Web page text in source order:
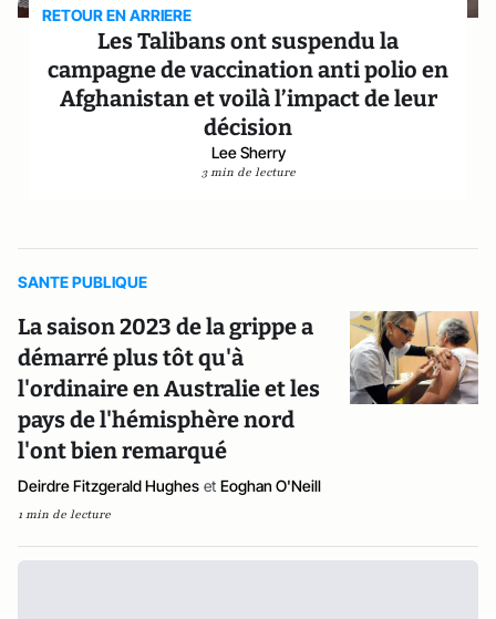
RETOUR EN ARRIERE
Les Talibans ont suspendu la
campagne de vaccination anti polio en
Afghanistan et voilà l’impact de leur
décision
Lee Sherry
3 min de lecture
SANTE PUBLIQUE
La saison 2023 de la grippe a
démarré plus tôt qu'à
l'ordinaire en Australie et les
pays de l'hémisphère nord
l'ont bien remarqué
Deirdre Fitzgerald Hughes et Eoghan O'Neill
1 min de lecture